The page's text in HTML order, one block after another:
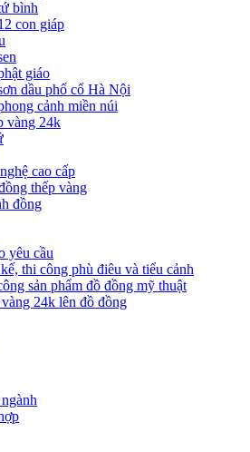
bình
con giáp
giáo
dầu phố cổ Hà Nội
cảnh miền núi
vàng 24k
cao cấp
thếp vàng
đồng
yêu cầu
thi công phù điêu và tiểu cảnh
sản phẩm đồ đồng mỹ thuật
24k lên đồ đồng